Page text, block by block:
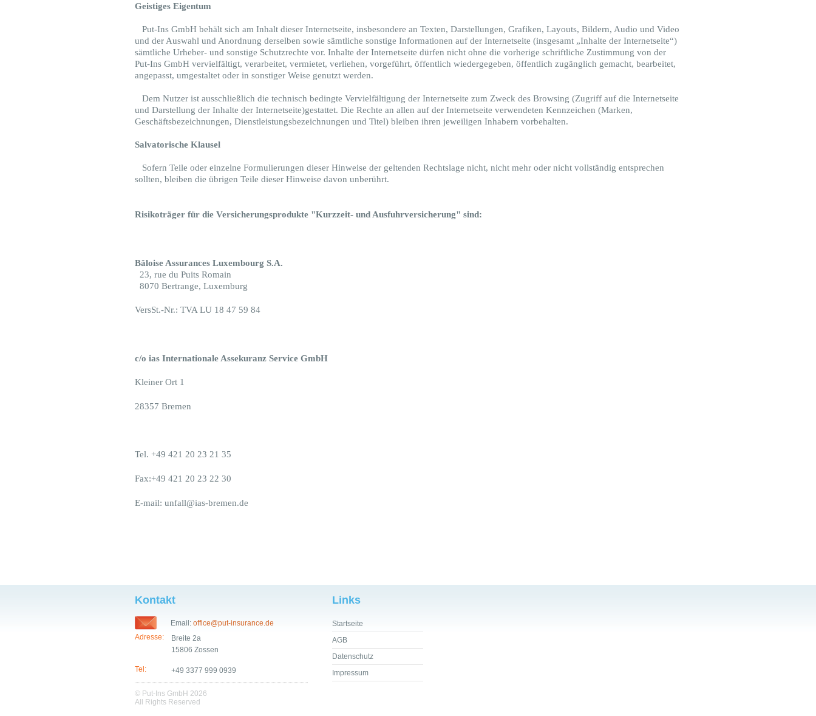
Geistiges Eigentum
Put-Ins GmbH behält sich am Inhalt dieser Internetseite, insbesondere an Texten, Darstellungen, Grafiken, Layouts, Bildern, Audio und Video
und der Auswahl und Anordnung derselben sowie sämtliche sonstige Informationen auf der Internetseite (insgesamt „Inhalte der Internetseite“)
sämtliche Urheber- und sonstige Schutzrechte vor. Inhalte der Internetseite dürfen nicht ohne die vorherige schriftliche Zustimmung von der
Put-Ins GmbH vervielfältigt, verarbeitet, vermietet, verliehen, vorgeführt, öffentlich wiedergegeben, öffentlich zugänglich gemacht, bearbeitet,
angepasst, umgestaltet oder in sonstiger Weise genutzt werden.
Dem Nutzer ist ausschließlich die technisch bedingte Vervielfältigung der Internetseite zum Zweck des Browsing (Zugriff auf die Internetseite
und Darstellung der Inhalte der Internetseite)gestattet. Die Rechte an allen auf der Internetseite verwendeten Kennzeichen (Marken,
Geschäftsbezeichnungen, Dienstleistungsbezeichnungen und Titel) bleiben ihren jeweiligen Inhabern vorbehalten.
Salvatorische Klausel
Sofern Teile oder einzelne Formulierungen dieser Hinweise der geltenden Rechtslage nicht, nicht mehr oder nicht vollständig entsprechen
sollten, bleiben die übrigen Teile dieser Hinweise davon unberührt.
Risikoträger für die Versicherungsprodukte "Kurzzeit- und Ausfuhrversicherung" sind:
Bâloise Assurances Luxembourg S.A.
23, rue du Puits Romain
8070 Bertrange, Luxemburg
VersSt.-Nr.: TVA LU 18 47 59 84
c/o ias Internationale Assekuranz Service GmbH
Kleiner Ort 1
28357 Bremen
Tel. +49 421 20 23 21 35
Fax:+49 421 20 23 22 30
E-mail: unfall@ias-bremen.de
Kontakt
Email: office@put-insurance.de
Adresse:
Breite 2a
15806 Zossen
Tel: +49 3377 999 0939
© Put-Ins GmbH 2026
All Rights Reserved
Links
Startseite
AGB
Datenschutz
Impressum